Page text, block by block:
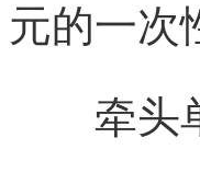
元的一次
牵头单